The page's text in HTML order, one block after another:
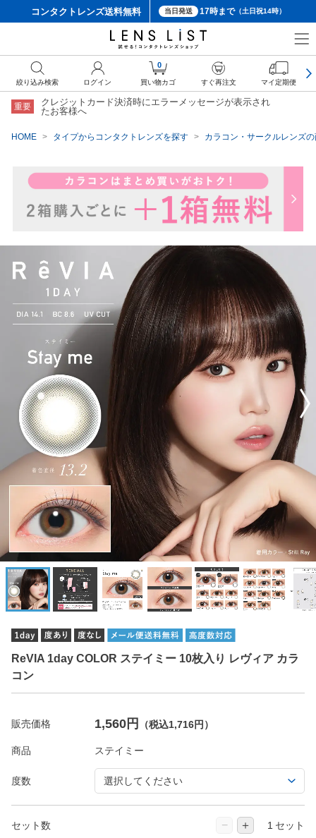
コンタクトレンズ送料無料 当日発送 17時まで（土日祝14時）
重要
クレジットカード決済時にエラーメッセージが表示され
たお客様へ
HOME タイプからコンタクトレンズを探す カラコン・サークルレンズ
ReVIA 1day COLOR ステイミー 10枚入り レヴィア カラ
コン
販売価格 1,560円 （税込1,716円）
商品
度数
セット数 − ＋ セット
絞り込み検索 ログイン
0
買い物カゴ すぐ再注文 マイ定期便
クーポン詳細